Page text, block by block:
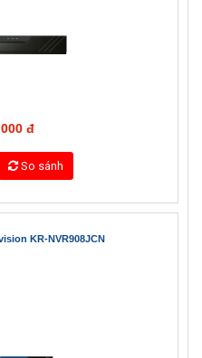
đ
So sánh
KR-NVR908JCN